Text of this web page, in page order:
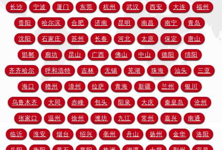
黑龙江省佳木斯市向阳区长安路欧米茄售后服务中心（需提前预约）
黑龙江省牡丹江市东安区太平路欧米茄售后服务中心（需提前预约）
黑龙江省七台河市桃山区大同街欧米茄售后服务中心（需提前预约）
黑龙江省齐齐哈尔市龙沙区龙华路欧米茄售后服务中心（需提前预约）
黑龙江省双鸭山市尖山区新兴大街欧米茄售后服务中心（需提前预约）
黑龙江省绥化市北林区新华街与康庄路交叉口欧米茄售后服务中心（需提前预约）
黑龙江省伊春市伊美区通河路欧米茄售后服务中心（需提前预约）
吉林省白城市洮北区明仁南街欧米茄售后服务中心（需提前预约）
吉林省白山市浑江区浑江大街欧米茄售后服务中心（需提前预约）
吉林省吉林市船营区河南街欧米茄售后服务中心（需提前预约）
吉林省辽源市龙山区人民大街欧米茄售后服务中心（需提前预约）
长沙 宁波 厦门 东莞 杭州 武汉 西安 大连 福州
贵阳 哈尔滨 合肥 济南 昆明 南昌 南宁 青岛
沈阳 石家庄 苏州 长春 河北 太原 保定 唐山
邯郸 廊坊 昆山 广西 佛山 中山 德阳 绵阳
齐齐哈尔 呼和浩特 吉林 无锡 芜湖 珠海 汕头 三亚
海口 赣州 漳州 拉萨 青海 新疆 兰州 银川
乌鲁木齐 大同 赤峰 包头 阳泉 大庆 秦皇岛 沧州
张家口 温州 徐州 潍坊 九江 常州 嘉兴 南通
临沂 淮安 烟台 绍兴 亳州 舟山 扬州 金华 洛阳